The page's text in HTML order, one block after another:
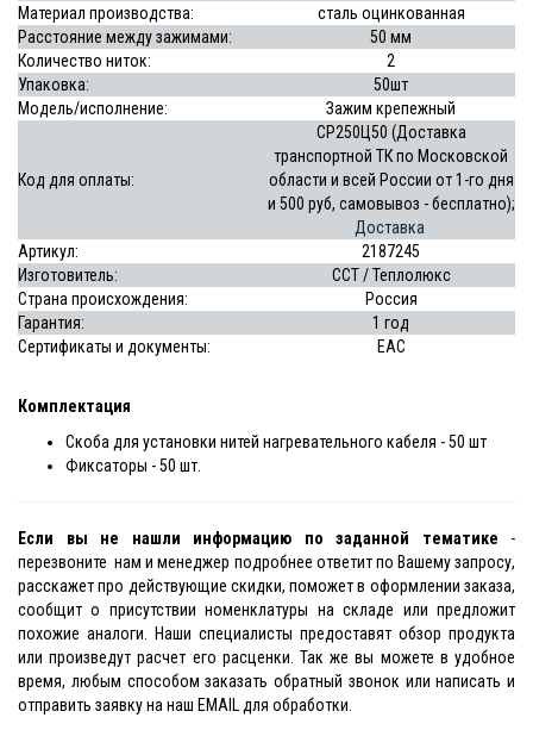
Материал производства:
сталь оцинкованная
Расстояние между зажимами:
50 мм
Количество ниток:
2
Упаковка:
50шт
Модель/исполнение:
Зажим крепежный
Код для оплаты:
СР250Ц50 (Доставка
транспортной ТК по Московской
области и всей России от 1-го дня
и 500 руб, самовывоз - бесплатно);
Доставка
Артикул:
2187245
Изготовитель:
ССТ / Теплолюкс
Страна происхождения:
Россия
Гарантия:
1 год
Сертификаты и документы:
EAC
Комплектация
Скоба для установки нитей нагревательного кабеля - 50 шт
Фиксаторы - 50 шт.
Если вы не нашли информацию по заданной тематике -
перезвоните нам и менеджер подробнее ответит по Вашему запросу,
расскажет про действующие скидки, поможет в оформлении заказа,
сообщит о присутствии номенклатуры на складе или предложит
похожие аналоги. Наши специалисты предоставят обзор продукта
или произведут расчет его расценки. Так же вы можете в удобное
время, любым способом заказать обратный звонок или написать и
отправить заявку на наш EMAIL для обработки.